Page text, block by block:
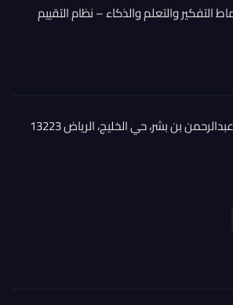
والتعلم والذكاء – نظام التقييم
بن بشر، حي الخليج، الرياض 13223